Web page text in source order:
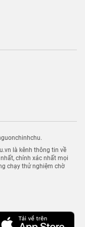
là kênh thông tin về
chính xác nhất mọi
chạy thử nghiệm chờ